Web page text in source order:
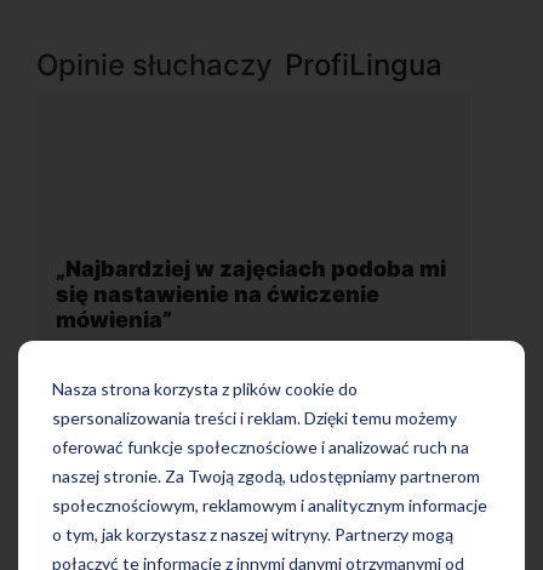
Nasza strona korzysta z plików cookie do
spersonalizowania treści i reklam. Dzięki temu możemy
oferować funkcje społecznościowe i analizować ruch na
naszej stronie. Za Twoją zgodą, udostępniamy partnerom
społecznościowym, reklamowym i analitycznym informacje
o tym, jak korzystasz z naszej witryny. Partnerzy mogą
połączyć te informacje z innymi danymi otrzymanymi od
Opinie słuchaczy ProfiLingua
„Wygodna, nowoczesna szkoła
położona w dogodnej lokalizacji”